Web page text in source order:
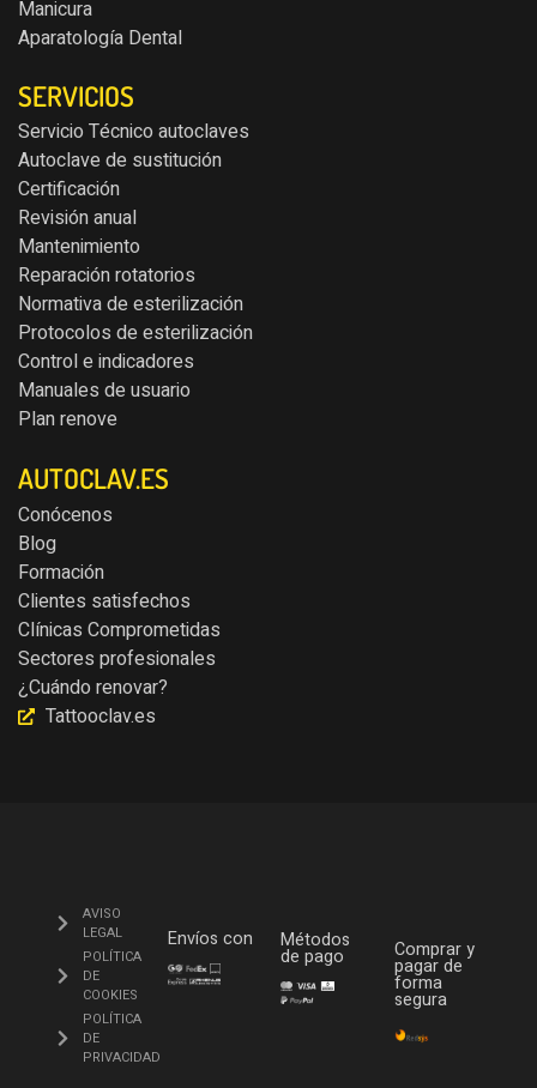
Manicura
Aparatología Dental
SERVICIOS
Servicio Técnico autoclaves
Autoclave de sustitución
Certificación
Revisión anual
Mantenimiento
Reparación rotatorios
Normativa de esterilización
Protocolos de esterilización
Control e indicadores
Manuales de usuario
Plan renove
AUTOCLAV.ES
Conócenos
Blog
Formación
Clientes satisfechos
Clínicas Comprometidas
Sectores profesionales
¿Cuándo renovar?
Tattooclav.es
AVISO
LEGAL
POLÍTICA
DE
COOKIES
POLÍTICA
DE
PRIVACIDAD
Envíos con Métodos
de pago Comprar y
pagar de
forma
segura